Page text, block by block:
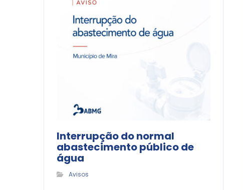
Interrupção do normal
abastecimento público de
água
Avisos